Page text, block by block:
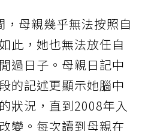
母親幾乎無法按照自
此，她也無法放任自
過日子。母親日記中
的記述更顯示她腦中
狀況，直到2008年入
變。每次讀到母親在